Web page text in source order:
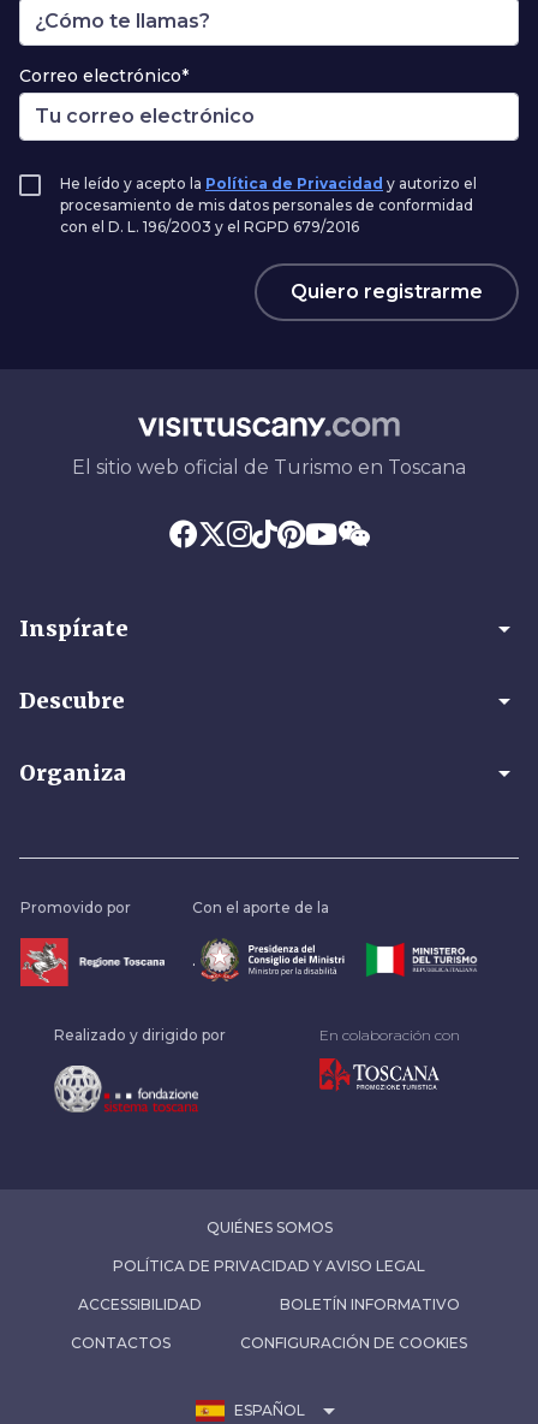
Correo electrónico*
He leído y acepto la Política de Privacidad y autorizo el
procesamiento de mis datos personales de conformidad
con el D. L. 196/2003 y el RGPD 679/2016
Quiero registrarme
El sitio web oficial de Turismo en Toscana
Inspírate arrow_drop_down
Descubre arrow_drop_down
Organiza arrow_drop_down
Promovido por Con el aporte de la
.
Realizado y dirigido por En colaboración con
QUIÉNES SOMOS
POLÍTICA DE PRIVACIDAD Y AVISO LEGAL
ACCESSIBILIDAD BOLETÍN INFORMATIVO
CONTACTOS CONFIGURACIÓN DE COOKIES
ESPAÑOL arrow_drop_down